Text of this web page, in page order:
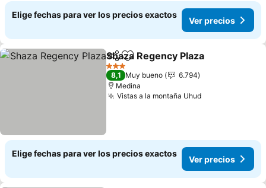
Elige fechas para ver los precios exactos
Ver precios
CompartirAgregar a favoritos
Shaza Regency Plaza
3 Estrellas
8,1 Muy bueno
6.794
Medina
Vistas a la montaña UhudVer precios
Elige fechas para ver los precios exactos
Ver precios